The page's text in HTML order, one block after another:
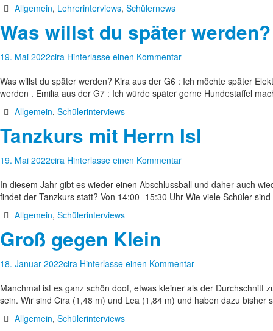
Allgemein, Lehrerinterviews, Schülernews
Was willst du später werden?
19. Mai 2022cira Hinterlasse einen Kommentar
Was willst du später werden? Kira aus der G6 : Ich möchte später
werden . Emilia aus der G7 : Ich würde später gerne Hundestaffel
Allgemein, Schülerinterviews
Tanzkurs mit Herrn Isl
19. Mai 2022cira Hinterlasse einen Kommentar
In diesem Jahr gibt es wieder einen Abschlussball und daher auch
findet der Tanzkurs statt? Von 14:00 -15:30 Uhr Wie viele Schüler
Allgemein, Schülerinterviews
Groß gegen Klein
18. Januar 2022cira Hinterlasse einen Kommentar
Manchmal ist es ganz schön doof, etwas kleiner als der
sein. Wir sind Cira (1,48 m) und Lea (1,84 m) und haben dazu
Allgemein, Schülerinterviews